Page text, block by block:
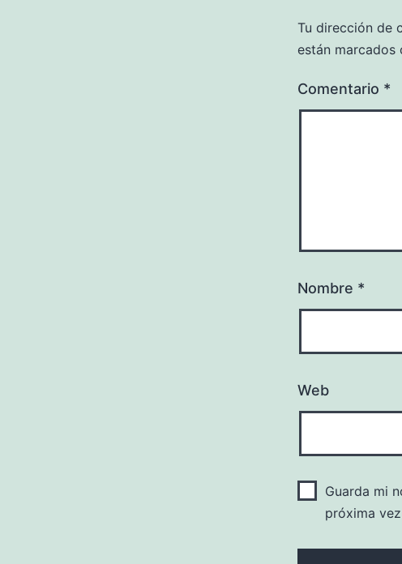
Tu dirección de
están marcados
Comentario *
Nombre *
Web
Guarda mi
próxima